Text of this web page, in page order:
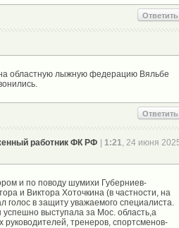
Ответить
областную лыжную федерацию Вяльбе
Ответить
работник ФК РФ 1:21, 24 июня
и по поводу шумихи Губерниев-
и Виктора Хоточкина (в частности, на
голос в защиту уважаемого специалиста.
успешно выступала за Мос. область,а
тренеров, спортсменов-